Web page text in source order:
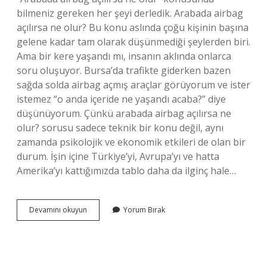
bilmeniz gereken her şeyi derledik. Arabada airbag
açılırsa ne olur? Bu konu aslında çoğu kişinin başına
gelene kadar tam olarak düşünmediği şeylerden biri.
Ama bir kere yaşandı mı, insanın aklında onlarca
soru oluşuyor. Bursa’da trafikte giderken bazen
sağda solda airbag açmış araçlar görüyorum ve ister
istemez “o anda içeride ne yaşandı acaba?” diye
düşünüyorum. Çünkü arabada airbag açılırsa ne
olur? sorusu sadece teknik bir konu değil, aynı
zamanda psikolojik ve ekonomik etkileri de olan bir
durum. İşin içine Türkiye’yi, Avrupa’yı ve hatta
Amerika’yı kattığımızda tablo daha da ilginç hale…
Devamını okuyun Arabada
airbag
Yorum Bırak